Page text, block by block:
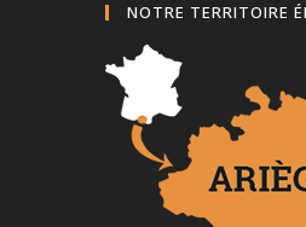
NOTRE TERRITOIRE